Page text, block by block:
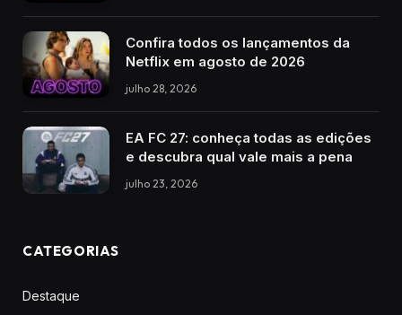
Confira todos os lançamentos da
Netflix em agosto de 2026
julho 28, 2026
EA FC 27: conheça todas as edições
e descubra qual vale mais a pena
julho 23, 2026
CATEGORIAS
Destaque